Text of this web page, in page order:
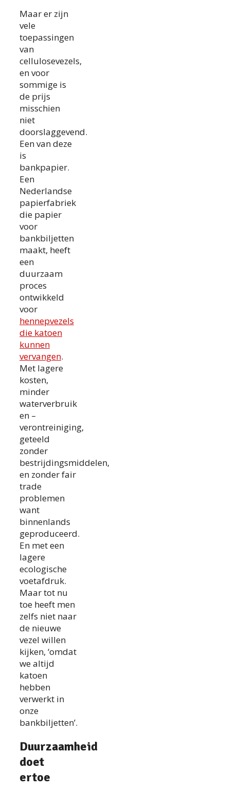
Maar er zijn
vele
toepassingen
van
cellulosevezels,
en voor
sommige is
de prijs
misschien
niet
doorslaggevend.
Een van deze
is
bankpapier.
Een
Nederlandse
papierfabriek
die papier
voor
bankbiljetten
maakt, heeft
een
duurzaam
proces
ontwikkeld
voor
hennepvezels
die katoen
kunnen
vervangen.
Met lagere
kosten,
minder
waterverbruik
en –
verontreiniging,
geteeld
zonder
bestrijdingsmiddelen,
en zonder fair
trade
problemen
want
binnenlands
geproduceerd.
En met een
lagere
ecologische
voetafdruk.
Maar tot nu
toe heeft men
zelfs niet naar
de nieuwe
vezel willen
kijken, ‘omdat
we altijd
katoen
hebben
verwerkt in
onze
bankbiljetten’.
Duurzaamheid
doet
ertoe